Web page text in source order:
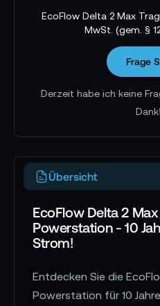
EcoFlow Delta 2 Max
MwSt. (gem. §
Frage
Derzeit habe ich keine
Dank!
Übersicht
EcoFlow Delta 2
Powerstation - 10
Strom!
Entdecken Sie die
Powerstation für 10